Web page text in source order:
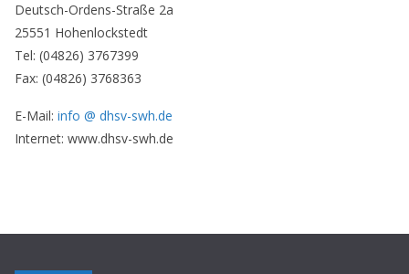
Deutsch-Ordens-Straße 2a
25551 Hohenlockstedt
Tel: (04826) 3767399
Fax: (04826) 3768363
E-Mail: info @ dhsv-swh.de
Internet: www.dhsv-swh.de